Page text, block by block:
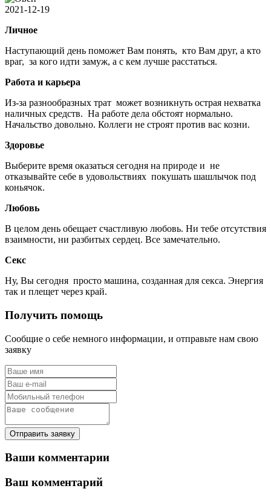
2021-12-19
Личное
Наступающий день поможет Вам понять, кто Вам друг, а кто
враг, за кого идти замуж, а с кем лучше расстаться.
Работа и карьера
Из-за разнообразных трат может возникнуть острая нехватка
наличных средств. На работе дела обстоят нормально.
Начальство довольно. Коллеги не строят против вас козни.
Здоровье
Выберите время оказаться сегодня на природе и не
отказывайте себе в удовольствиях покушать шашлычок под
коньячок.
Любовь
В целом день обещает счастливую любовь. Ни тебе отсутствия
взаимности, ни разбитых сердец. Все замечательно.
Секс
Ну, Вы сегодня просто машина, созданная для секса. Энергия
так и плещет через край.
Получить помощь
Сообщие о себе немного информации, и отправьте нам свою
заявку
Отправить заявку
Ваши комментарии
Ваш комментарий